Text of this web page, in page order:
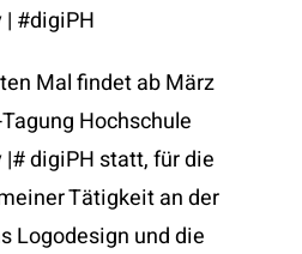
#digiPH
Mal findet ab März
Hochschule
digiPH statt, für die
Tätigkeit an der
Logodesign und die